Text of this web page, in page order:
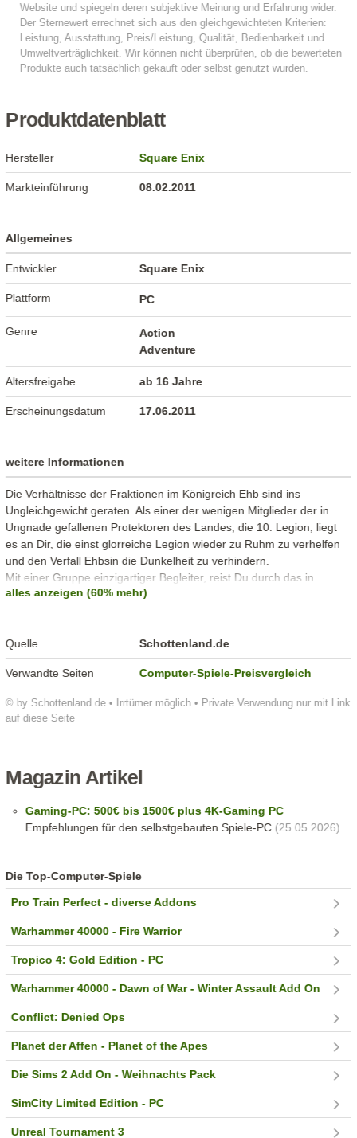
Produktdatenblatt
© by Schottenland.de • Irrtümer möglich • Private Verwendung nur mit Link
auf diese Seite
Hersteller Square Enix
Markteinführung 08.02.2011
Allgemeines
Entwickler Square Enix
Plattform PC
Genre
Action
Adventure
Altersfreigabe ab 16 Jahre
Erscheinungsdatum 17.06.2011
weitere Informationen
Die Verhältnisse der Fraktionen im Königreich Ehb sind ins
Ungleichgewicht geraten. Als einer der wenigen Mitglieder der in
Ungnade gefallenen Protektoren des Landes, die 10. Legion, liegt
es an Dir, die einst glorreiche Legion wieder zu Ruhm zu verhelfen
und den Verfall Ehbsin die Dunkelheit zu verhindern.
Mit einer Gruppe einzigartiger Begleiter, reist Du durch das in
Aufruhr geratene Land Ehb und kämpfst gegen mit Kombinationen
Einwohner und Bestien.
DUNGEON SIEGE® 3 vereint nahtloses Action-Gameplay mit einem
tiefgehenden Rollenspiel-System und hält eine überwältigende Fülle
beeindruckende Story, die nur Square Enix und Obsidian
alles anzeigen (60% mehr)
Quelle Schottenland.de
Verwandte Seiten Computer-Spiele-Preisvergleich
Magazin Artikel
Gaming-PC: 500€ bis 1500€ plus 4K-Gaming PC
Empfehlungen für den selbstgebauten Spiele-PC(25.05.2026)
Die Top-Computer-Spiele
Pro Train Perfect - diverse Addons
Warhammer 40000 - Fire Warrior
Tropico 4: Gold Edition - PC
Warhammer 40000 - Dawn of War - Winter Assault Add On
Conflict: Denied Ops
Planet der Affen - Planet of the Apes
Die Sims 2 Add On - Weihnachts Pack
SimCity Limited Edition - PC
Unreal Tournament 3